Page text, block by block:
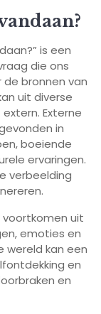
is een
die ons
bronnen van
uit diverse
Externe
in
boeiende
ervaringen.
verbeelding
voortkomen uit
emoties en
wereld kan een
en
en